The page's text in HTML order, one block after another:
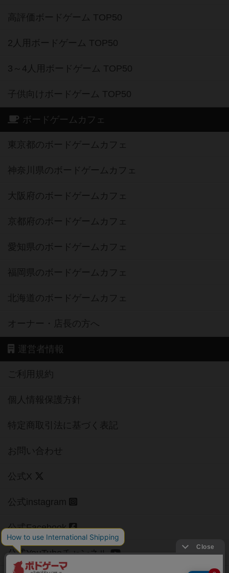
高評価ボードゲーム TOP50
2人用ボードゲーム TOP50
3～4人用ボードゲーム TOP50
子供向けボードゲーム TOP50
ボードゲームカフェ
東京都のボードゲームカフェ
神奈川県のボードゲームカフェ
大阪府のボードゲームカフェ
京都府のボードゲームカフェ
愛知県のボードゲームカフェ
福岡県のボードゲームカフェ
北海道のボードゲームカフェ
オーナー・店長の方へ
運営者情報
ご利用規約
個人情報保護方針
特定商取引法に基づく表記
お問い合わせ
公式X
公式instagram
公式Facebook
公式YouTubeチャンネル